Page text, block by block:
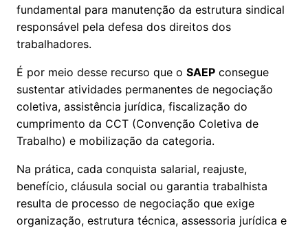
fundamental para manutenção da estrutura sindical
responsável pela defesa dos direitos dos
trabalhadores.
É por meio desse recurso que o SAEP consegue
sustentar atividades permanentes de negociação
coletiva, assistência jurídica, fiscalização do
cumprimento da CCT (Convenção Coletiva de
Trabalho) e mobilização da categoria.
Na prática, cada conquista salarial, reajuste,
benefício, cláusula social ou garantia trabalhista
resulta de processo de negociação que exige
organização, estrutura técnica, assessoria jurídica e